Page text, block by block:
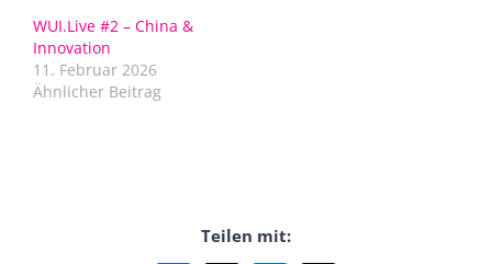
WUI.Live #2 – China &
Innovation
11. Februar 2026
Ähnlicher Beitrag
Teilen mit: